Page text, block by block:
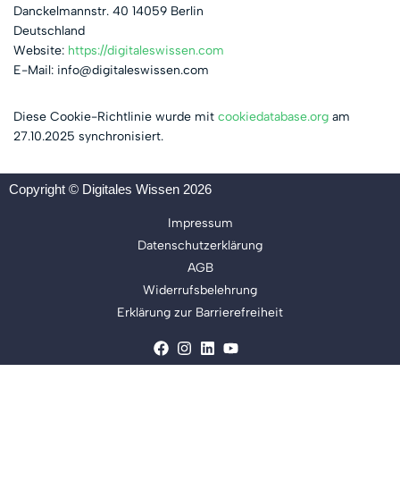
Danckelmannstr. 40 14059 Berlin
Deutschland
Website: https://digitaleswissen.com
E-Mail: info@digitaleswissen.com
Diese Cookie-Richtlinie wurde mit cookiedatabase.org am
27.10.2025 synchronisiert.
Copyright © Digitales Wissen 2026
Impressum
Datenschutzerklärung
AGB
Widerrufsbelehrung
Erklärung zur Barrierefreiheit